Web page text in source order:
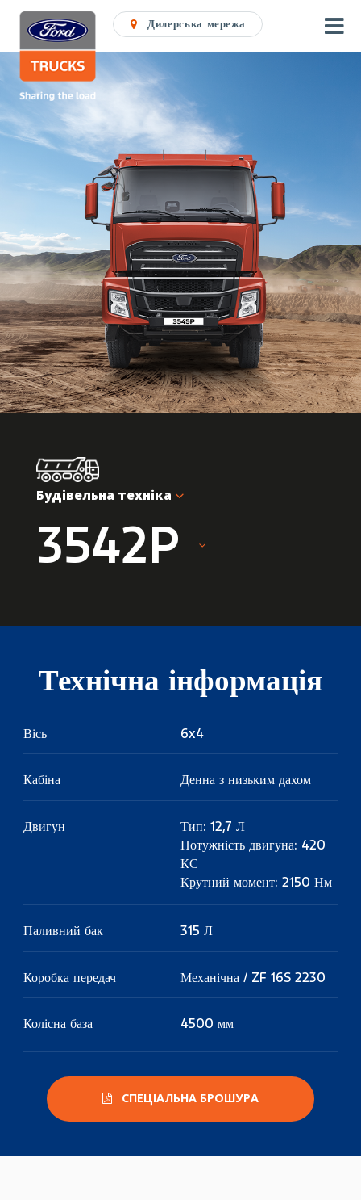
Дилерська мережа
Будівельна техніка
3542P
Технічна інформація
Вісь 6x4
Кабіна Денна з низьким дахом
Двигун
Тип: 12,7 Л
Потужність двигуна: 420
КС
Крутний момент: 2150 Нм
Паливний бак 315 Л
Коробка передач Механічна / ZF 16S 2230
Колісна база 4500 мм
СПЕЦІАЛЬНА БРОШУРА